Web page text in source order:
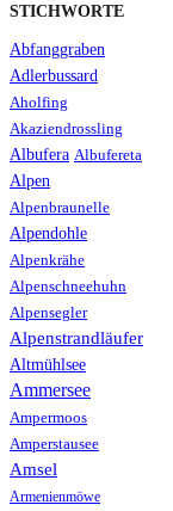
STICHWORTE
Abfanggraben
Adlerbussard
Aholfing
Akaziendrossling
Albufera Albufereta
Alpen
Alpenbraunelle
Alpendohle
Alpenkrähe
Alpenschneehuhn
Alpensegler
Alpenstrandläufer
Altmühlsee
Ammersee
Ampermoos
Amperstausee
Amsel
Armenienmöwe